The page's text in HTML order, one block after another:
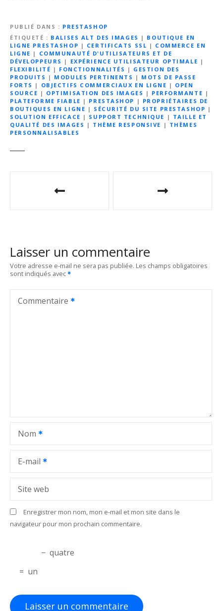
PUBLIÉ DANS
PRESTASHOP
ÉTIQUETÉ
BALISES ALT DES IMAGES | BOUTIQUE EN
LIGNE PRESTASHOP | CERTIFICATS SSL | COMMERCE EN
LIGNE | COMMUNAUTÉ D'UTILISATEURS ET DE
DÉVELOPPEURS | EXPÉRIENCE UTILISATEUR OPTIMALE |
FLEXIBILITÉ | FONCTIONNALITÉS | GESTION DES
PRODUITS | MODULES PERTINENTS | MOTS DE PASSE
FORTS | OBJECTIFS COMMERCIAUX EN LIGNE | OPEN
SOURCE | OPTIMISATION DES IMAGES | PERFORMANTE |
PLATEFORME FIABLE | PRESTASHOP | PROPRIÉTAIRES DE
BOUTIQUES EN LIGNE | SÉCURITÉ DU SITE PRESTASHOP |
SOLUTION EFFICACE | SUPPORT TECHNIQUE | TAILLE ET
QUALITÉ DES IMAGES | THÈME RESPONSIVE | THÈMES
PERSONNALISABLES
g
a
t
i
Laisser un commentaire
Votre adresse e-mail ne sera pas publiée. Les champs obligatoires
sont indiqués avec
Commentaire
Nom
E-mail
Site web
Enregistrer mon nom, mon e-mail et mon site dans le
navigateur pour mon prochain commentaire.
− quatre
= un